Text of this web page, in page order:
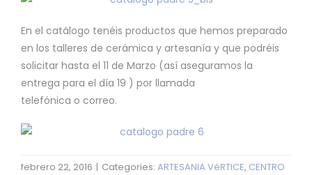
En el catálogo tenéis productos que hemos preparado
en los talleres de cerámica y artesanía y que podréis
solicitar hasta el 11 de Marzo (así aseguramos la
entrega para el día 19 ) por llamada
telefónica o correo.
febrero 22, 2016 | Categories: ARTESANIA VéRTICE, CENTRO